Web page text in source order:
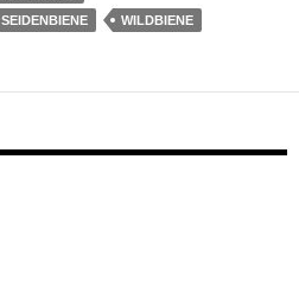
SEIDENBIENE WILDBIENE